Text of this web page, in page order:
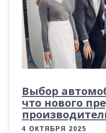
Выбор
что нового
4 ОКТЯБРЯ 2025